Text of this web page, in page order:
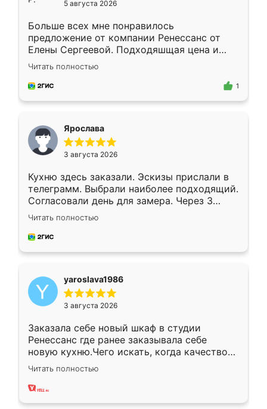
5 августа 2026
Больше всех мне понравилось
предложение от компании Ренессанс от
Елены Сергеевой. Подходяшщая цена и
короткие сроки изготовления. Приехавший
для замера сотрудник Владислав
предложил по моему эскизу самый
Читать полностью
1
Ярослава
3 августа 2026
Кухню здесь заказали. Эскизы прислали в
телеграмм. Выбрали наиболее подходящий.
Согласовали день для замера. Через 3
недели кухня была уже готова. Остались
довольны работой. Спасибо Ренессанс
мебель за качественную работу!
Читать полностью
yaroslava1986
3 августа 2026
Заказала себе новый шкаф в студии
Ренессанс где ранее заказывала себе
новую кухню.Чего искать, когда качеством
вполне довольна. Служит кухня уже почти
два года, нареканий нет.
Читать полностью